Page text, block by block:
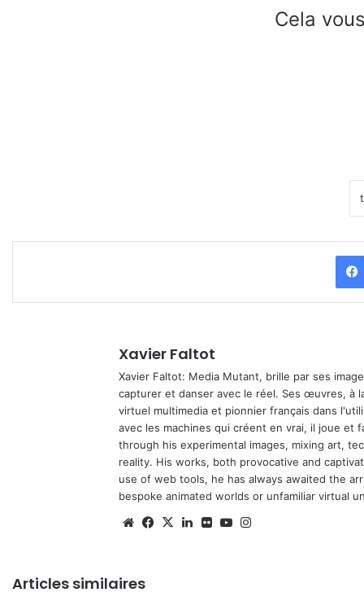
Cela
Xavier Faltot
Xavier Faltot: Media Mutant, brille par ses
capturer et danser avec le réel. Ses œuvres, à
virtuel multimedia et pionnier français dans
avec les machines qui créent en vrai, il joue et
through his experimental images, mixing art,
reality. His works, both provocative and
use of web tools, he has always awaited the
bespoke animated worlds or unfamiliar virtual
We Fa
X
Lin Fli Yo
Articles similaires